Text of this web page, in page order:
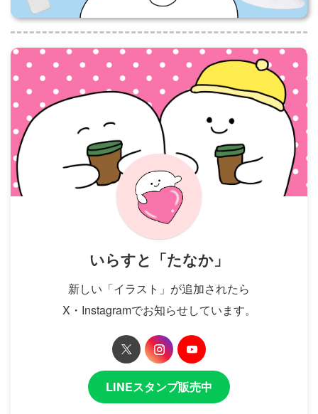
いらすと「たなか」
新しい「イラスト」が追加されたら
X・Instagramでお知らせしています。
LINEスタンプ販売中